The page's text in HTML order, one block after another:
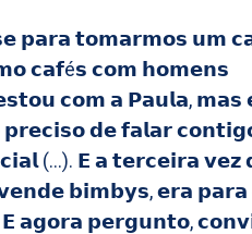
𝗽𝗮𝗿𝗮 𝘁𝗼𝗺𝗮𝗿𝗺𝗼𝘀 𝘂𝗺
𝗰𝗮𝗳é𝘀 𝗰𝗼𝗺 𝗵𝗼𝗺𝗲𝗻𝘀
𝗰𝗼𝗺 𝗮 𝗣𝗮𝘂𝗹𝗮, 𝗺𝗮𝘀
𝗱𝗲 𝗳𝗮𝗹𝗮𝗿
(…). 𝗘 𝗮 𝘁𝗲𝗿𝗰𝗲𝗶𝗿𝗮 𝘃𝗲𝘇
𝗯𝗶𝗺𝗯𝘆𝘀, 𝗲𝗿𝗮
𝗮𝗴𝗼𝗿𝗮 𝗽𝗲𝗿𝗴𝘂𝗻𝘁𝗼,